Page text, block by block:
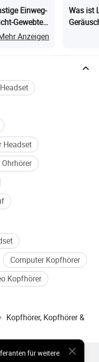
Einweg-
Gewebte
Anzeigen
Was ist
Headset
Computer Kopfhörer
Kopfhörer
Kopfhörer, Kopfhörer &
für weitere
Produkte Preis